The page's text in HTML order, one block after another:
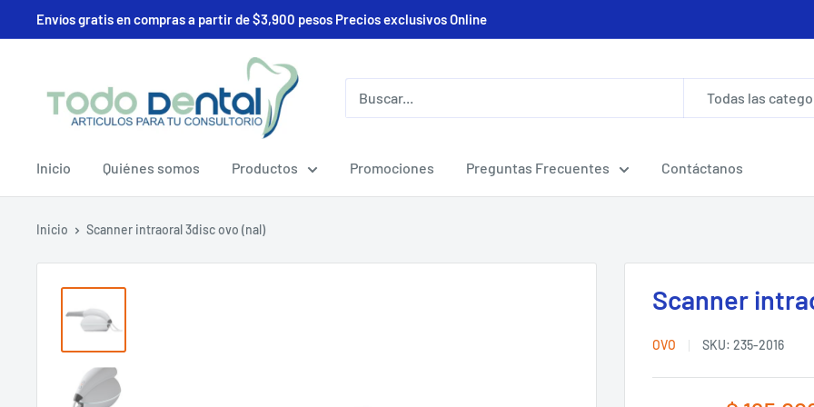
directamente
contenido
Envíos gratis en compras a partir de $3,900 pesos Precios exclusivos Online
Todo
Dental
Todas las
Inicio Quiénes somos Productos Promociones Preguntas Frecuentes Contáctanos
Inicio Scanner intraoral 3disc ovo (nal)
Scanner
OVO SKU: 235-2016